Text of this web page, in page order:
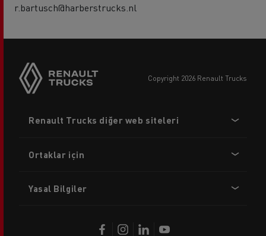
r.bartusch@harberstrucks.nl
copyright 2026 Renault Trucks
menu
Renault Trucks diğer web siteleri
Ortaklar için
Yasal Bilgiler